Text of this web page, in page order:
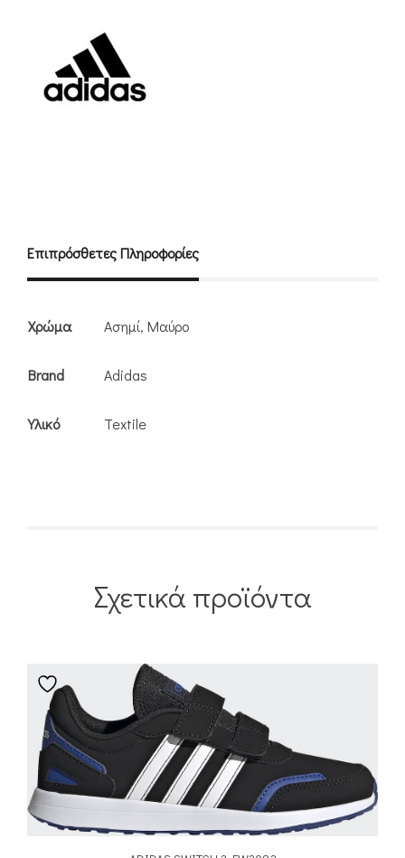
Επιπρόσθετες Πληροφορίες
Χρώμα Ασημί, Μαύρο
Brand Adidas
Υλικό Textile
Σχετικά προϊόντα